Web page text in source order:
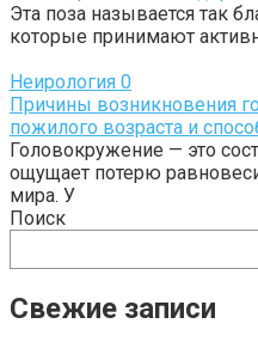
Эта поза называется так
которые принимают
Неирология 0
Причины возникновения
пожилого возраста и
Головокружение — это
ощущает потерю
мира. У
Поиск
Свежие записи